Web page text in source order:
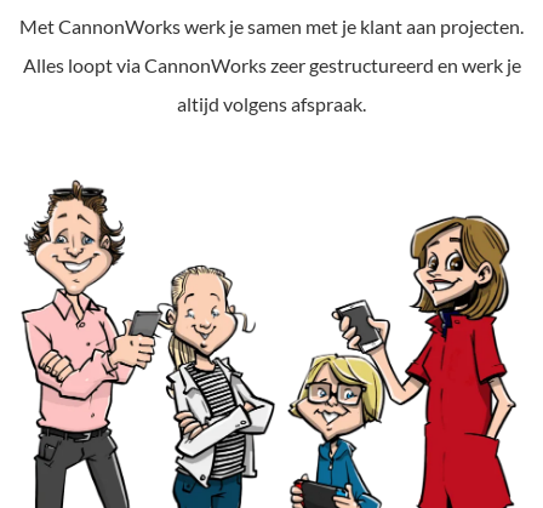
Met CannonWorks werk je samen met je klant aan projecten.
Alles loopt via CannonWorks zeer gestructureerd en werk je
altijd volgens afspraak.